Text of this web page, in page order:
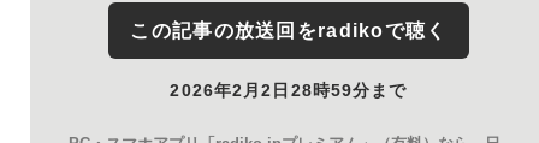
この記事の放送回をradikoで聴く
2026年2月2日28時59分まで